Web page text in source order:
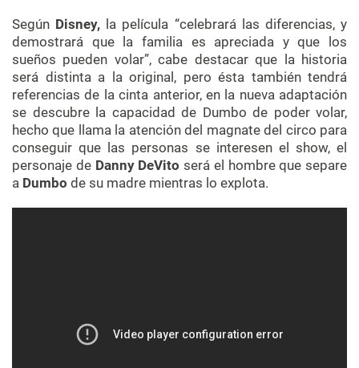
Según Disney, la película “celebrará las diferencias, y
demostrará que la familia es apreciada y que los
sueños pueden volar”, cabe destacar que la historia
será distinta a la original, pero ésta también tendrá
referencias de la cinta anterior, en la nueva adaptación
se descubre la capacidad de Dumbo de poder volar,
hecho que llama la atención del magnate del circo para
conseguir que las personas se interesen el show, el
personaje de Danny DeVito será el hombre que separe
a Dumbo de su madre mientras lo explota.